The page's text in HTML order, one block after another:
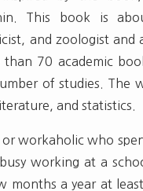
This book is
and zoologist
70 academic
of studies. The
and statistics.
or workaholic who
working at a
months a year at